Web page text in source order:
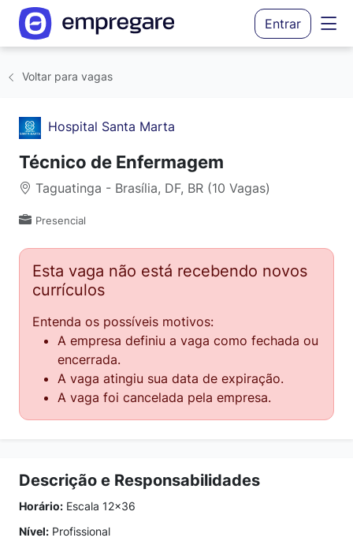
Entrar
Voltar para vagas
Hospital Santa Marta
Técnico de Enfermagem
Taguatinga - Brasília, DF, BR (10 Vagas)
Presencial
Esta vaga não está recebendo novos
currículos
Entenda os possíveis motivos:
A empresa definiu a vaga como fechada ou
encerrada.
A vaga atingiu sua data de expiração.
A vaga foi cancelada pela empresa.
Descrição e Responsabilidades
Horário: Escala 12x36
Nível: Profissional